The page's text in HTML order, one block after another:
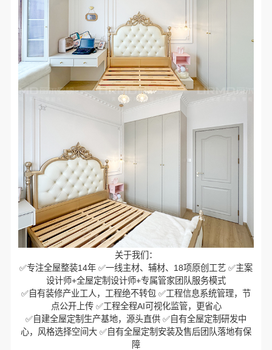
关于我们：
✅专注全屋整装14年 ✅一线主材、辅材、18项原创工艺 ✅主案
设计师+全屋定制设计师+专属管家团队服务模式
✅自有装修产业工人，工程绝不转包 ✅工程信息系统管理，节
点公开上传 ✅工程全程AI可视化监管，更省心
✅自建全屋定制生产基地，源头直供 ✅自有全屋定制研发中
心，风格选择空间大 ✅自有全屋定制安装及售后团队落地有保
障